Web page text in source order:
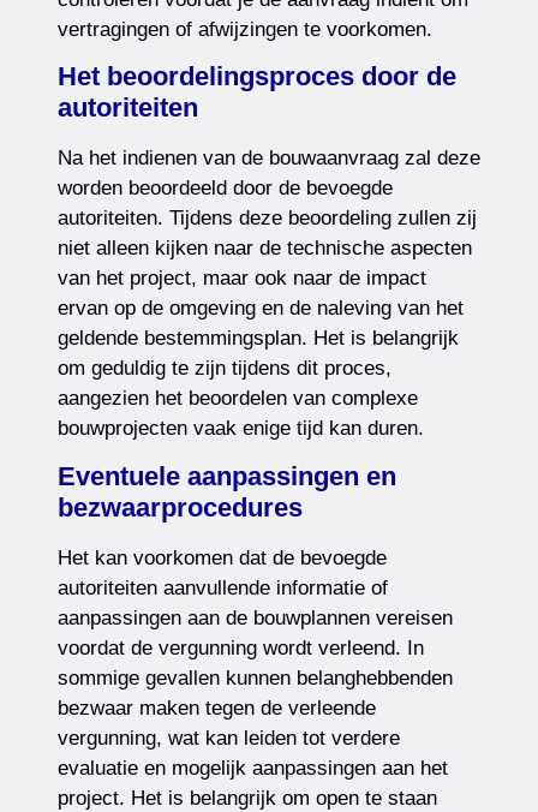
vertragingen of afwijzingen te voorkomen.
Het beoordelingsproces door de
autoriteiten
Na het indienen van de bouwaanvraag zal deze
worden beoordeeld door de bevoegde
autoriteiten. Tijdens deze beoordeling zullen zij
niet alleen kijken naar de technische aspecten
van het project, maar ook naar de impact
ervan op de omgeving en de naleving van het
geldende bestemmingsplan. Het is belangrijk
om geduldig te zijn tijdens dit proces,
aangezien het beoordelen van complexe
bouwprojecten vaak enige tijd kan duren.
Eventuele aanpassingen en
bezwaarprocedures
Het kan voorkomen dat de bevoegde
autoriteiten aanvullende informatie of
aanpassingen aan de bouwplannen vereisen
voordat de vergunning wordt verleend. In
sommige gevallen kunnen belanghebbenden
bezwaar maken tegen de verleende
vergunning, wat kan leiden tot verdere
evaluatie en mogelijk aanpassingen aan het
project. Het is belangrijk om open te staan